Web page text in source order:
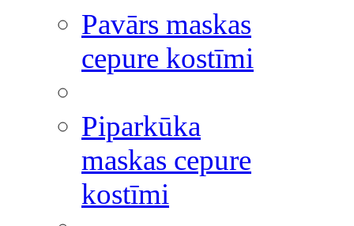
Pavārs maskas
cepure kostīmi
Piparkūka
maskas cepure
kostīmi